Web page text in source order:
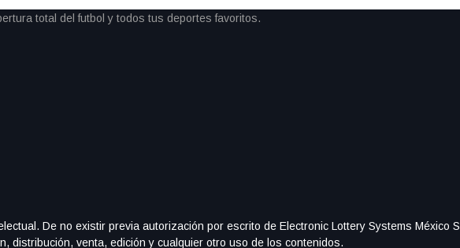
De no existir previa autorización por escrito de Electronic Lottery Systems México
distribución, venta, edición y cualquier otro uso de los contenidos.